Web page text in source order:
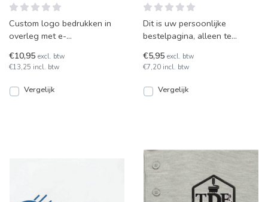
Custom logo bedrukken in
overleg met e-
€10,95 excl. btw
€13,25 incl. btw
Vergelijk
Dit is uw persoonlijke
bestelpagina, alleen te
uw organisatie of door mens
€5,95 excl. btw
€7,20 incl. btw
Vergelijk